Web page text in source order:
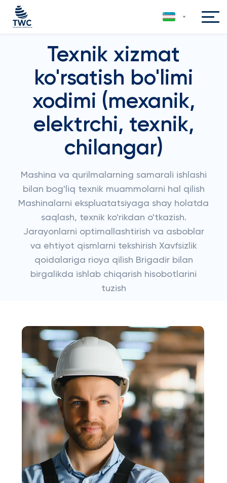
Texnik xizmat
ko'rsatish bo'limi
xodimi (mexanik,
elektrchi, texnik,
chilangar)
Mashina va qurilmalarning samarali ishlashi
bilan bog'liq texnik muammolarni hal qilish
Mashinalarni ekspluatatsiyaga shay holatda
saqlash, texnik ko'rikdan o'tkazish.
Jarayonlarni optimallashtirish va asboblar
va ehtiyot qismlarni tekshirish Xavfsizlik
qoidalariga rioya qilish Brigadir bilan
birgalikda ishlab chiqarish hisobotlarini
tuzish